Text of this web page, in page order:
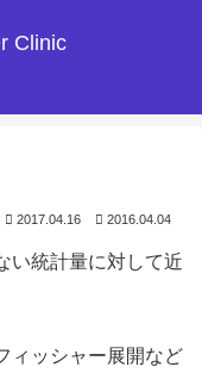
Clinic
2017.04.16 2016.04.04
い統計量に対して近
ィッシャー展開など